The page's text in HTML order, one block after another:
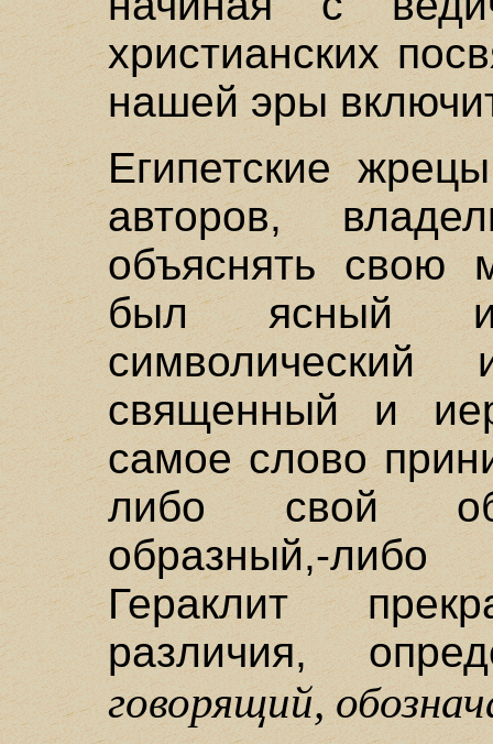
христианских
нашей эры
Египетские
авторов,
объяснять свою
был ясный и
священный и
самое слово
либо свой
образный,-
Гераклит
различия,
говорящий,